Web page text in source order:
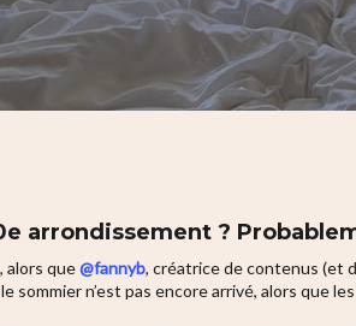
arrondissement ?
alors que@fannyb, créatrice de contenus (et
sommier n’est pas encore arrivé, alors que